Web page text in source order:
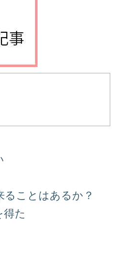
ことはあるか？
た